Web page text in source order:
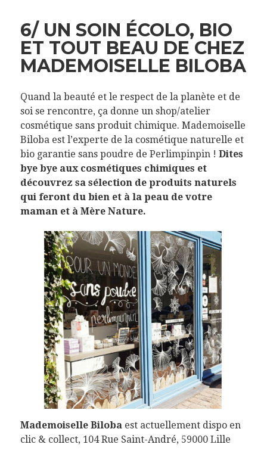
6/ UN SOIN ÉCOLO, BIO
ET TOUT BEAU DE CHEZ
MADEMOISELLE BILOBA
Quand la beauté et le respect de la planète et de
soi se rencontre, ça donne un shop/atelier
cosmétique sans produit chimique. Mademoiselle
Biloba est l’experte de la cosmétique naturelle et
bio garantie sans poudre de Perlimpinpin ! Dites
bye bye aux cosmétiques chimiques et
découvrez sa sélection de produits naturels
qui feront du bien et à la peau de votre
maman et à Mère Nature.
Mademoiselle Biloba est actuellement dispo en
clic & collect, 104 Rue Saint-André, 59000 Lille